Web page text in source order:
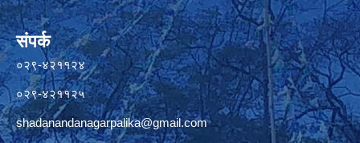
संपर्क
०२९-४२११२४
०२९-४२११२५
shadanandanagarpalika@gmail.com